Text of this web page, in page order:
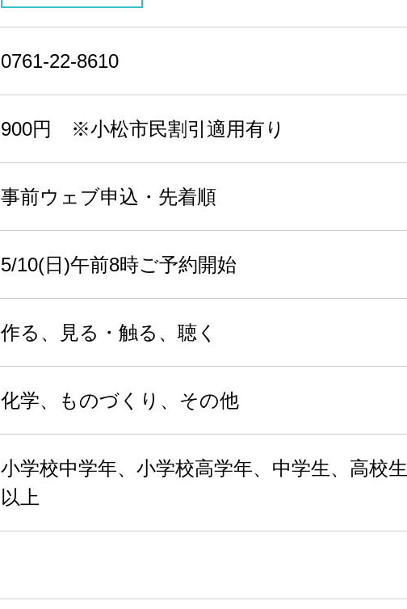
0761-22-8610
900円 ※小松市民割引適用有り
事前ウェブ申込・先着順
5/10(日)午前8時ご予約開始
作る、見る・触る、聴く
化学、ものづくり、その他
小学校中学年、小学校高学年、中学生、高校生
以上